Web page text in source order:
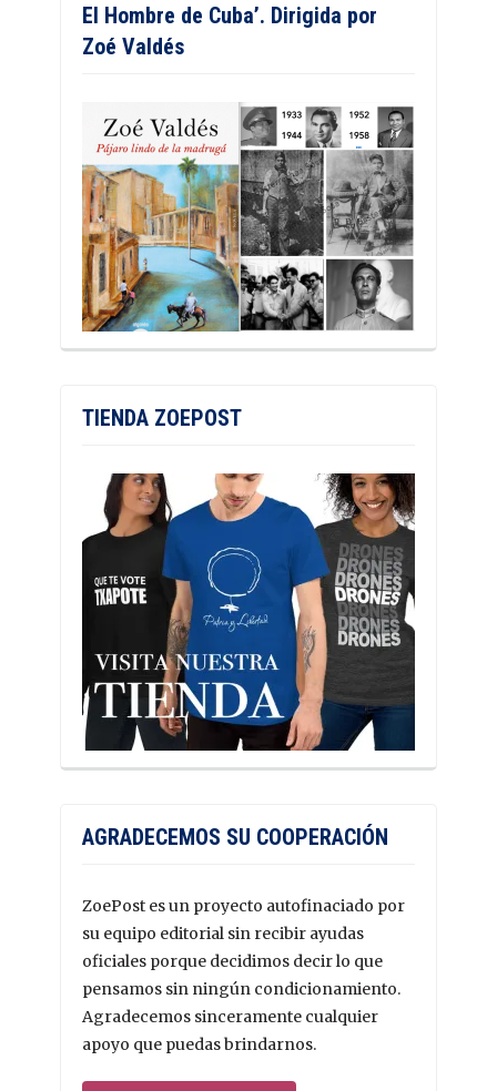
El Hombre de Cuba’. Dirigida por
Zoé Valdés
TIENDA ZOEPOST
AGRADECEMOS SU COOPERACIÓN
ZoePost es un proyecto autofinaciado por
su equipo editorial sin recibir ayudas
oficiales porque decidimos decir lo que
pensamos sin ningún condicionamiento.
Agradecemos sinceramente cualquier
apoyo que puedas brindarnos.